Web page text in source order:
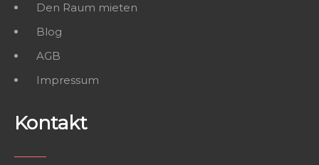
Den Raum mieten
Blog
AGB
Impressum
Kontakt